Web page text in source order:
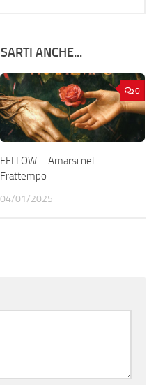
ANCHE...
0
FELLOW – Amarsi nel
Frattempo
04/01/2025